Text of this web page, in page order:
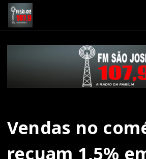
Vendas no
recuam 1,5%